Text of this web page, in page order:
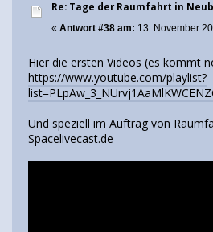
Re: Tage der Raumfahrt in
« Antwort #38 am: 13. November
Hier die ersten Videos (es kommt
https://www.youtube.com/playlist?
Und speziell im Auftrag von
Spacelivecast.de